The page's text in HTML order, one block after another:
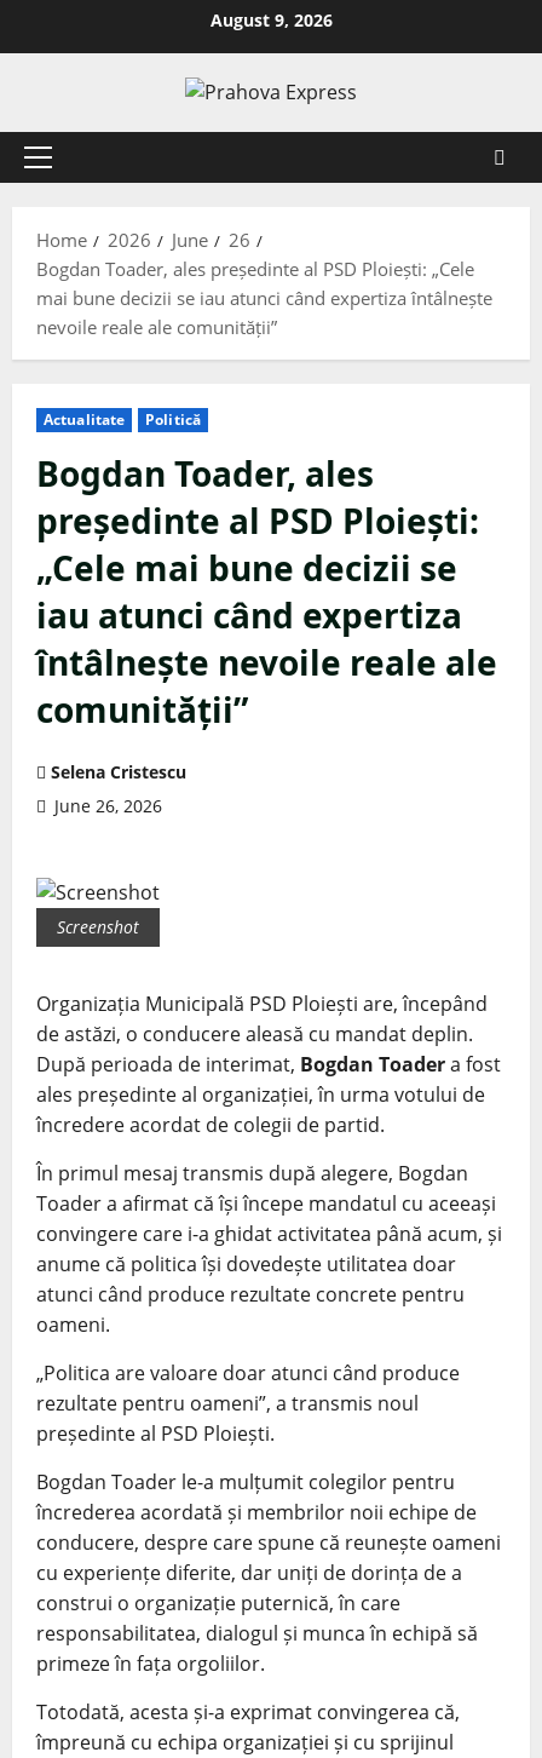
August 9, 2026
Primary
Home
2026 June
26
Bogdan Toader, ales președinte al PSD Ploiești: „Cele
mai bune decizii se iau atunci când expertiza întâlnește
nevoile reale ale comunității”
Actualitate Politică
Bogdan Toader, ales
președinte al PSD Ploiești:
„Cele mai bune decizii se
iau atunci când expertiza
întâlnește nevoile reale ale
comunității”
Selena Cristescu
June 26, 2026
Screenshot
Organizația Municipală PSD Ploiești are, începând
de astăzi, o conducere aleasă cu mandat deplin.
După perioada de interimat, Bogdan Toadera fost
ales președinte al organizației, în urma votului de
încredere acordat de colegii de partid.
În primul mesaj transmis după alegere, Bogdan
Toader a afirmat că își începe mandatul cu aceeași
convingere care i-a ghidat activitatea până acum, și
anume că politica își dovedește utilitatea doar
atunci când produce rezultate concrete pentru
oameni.
„Politica are valoare doar atunci când produce
rezultate pentru oameni”, a transmis noul
președinte al PSD Ploiești.
Bogdan Toader le-a mulțumit colegilor pentru
încrederea acordată și membrilor noii echipe de
conducere, despre care spune că reunește oameni
cu experiențe diferite, dar uniți de dorința de a
construi o organizație puternică, în care
responsabilitatea, dialogul și munca în echipă să
primeze în fața orgoliilor.
Totodată, acesta și-a exprimat convingerea că,
împreună cu echipa organizației și cu sprijinul